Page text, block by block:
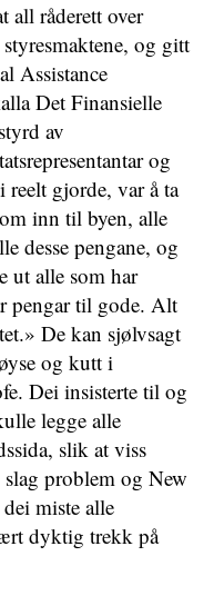
all råderett over
og gitt
Assistance
Det Finansielle
av
og
reelt gjorde, var å ta
inn til byen, alle
desse pengane, og
ut alle som har
pengar til gode. Alt
De kan sjølvsagt
og kutt i
Dei insisterte til og
legge alle
slik at viss
problem og New
miste alle
dyktig trekk på